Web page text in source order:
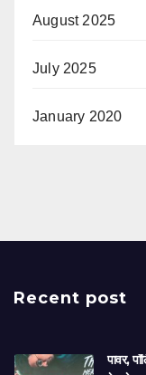
August 2025
July 2025
January 2020
Recent post
पावर,